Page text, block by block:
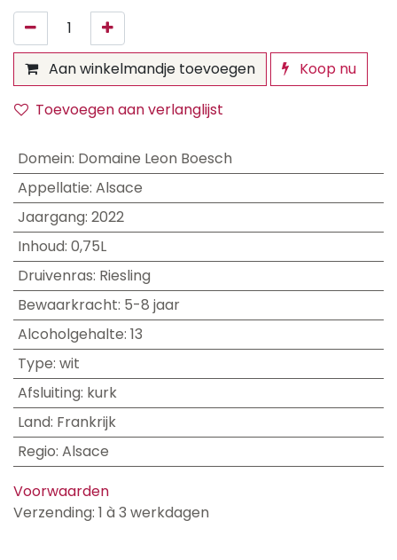
Aan winkelmandje toevoegen
Koop nu
Toevoegen aan verlanglijst
Domein: Domaine Leon Boesch
Appellatie: Alsace
Jaargang: 2022
Inhoud: 0,75L
Druivenras: Riesling
Bewaarkracht: 5-8 jaar
Alcoholgehalte: 13
Type: wit
Afsluiting: kurk
Land: Frankrijk
Regio: Alsace
Voorwaarden
Verzending: 1 à 3 werkdagen